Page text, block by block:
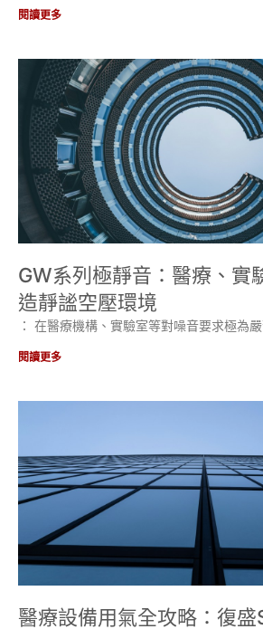
閱讀更多
GW系列極靜音：醫療、實
造靜謐空壓環境
： 在醫療機構、實驗室等對噪音要求極為
閱讀更多
醫療設備用氣全攻略：復